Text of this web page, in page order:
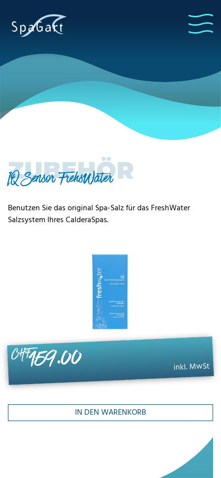
ZUBEHÖR
IQ Sensor FrehsWater
Benutzen Sie das original Spa-Salz für das FreshWater
Salzsystem Ihres CalderaSpas.
CHF159.00 inkl. MwSt
IN DEN WARENKORB